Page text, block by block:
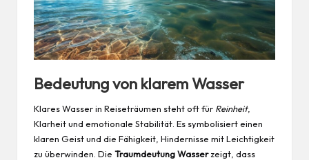
Bedeutung von klarem Wasser
Klares Wasser in Reiseträumen steht oft für Reinheit,
Klarheit und emotionale Stabilität. Es symbolisiert einen
klaren Geist und die Fähigkeit, Hindernisse mit Leichtigkeit
zu überwinden. Die Traumdeutung Wasserzeigt, dass